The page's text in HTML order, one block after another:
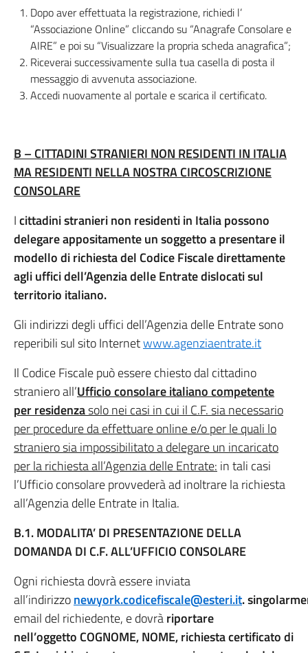
Dopo aver effettuata la registrazione, richiedi l’
“Associazione Online” cliccando su “Anagrafe Consolare e
AIRE” e poi su “Visualizzare la propria scheda anagrafica”;
Riceverai successivamente sulla tua casella di posta il
messaggio di avvenuta associazione.
Accedi nuovamente al portale e scarica il certificato.
B – CITTADINI STRANIERI NON RESIDENTI IN ITALIA
MA RESIDENTI NELLA NOSTRA CIRCOSCRIZIONE
CONSOLARE
Icittadini stranieri non residenti in Italiapossono
delegare appositamente un soggetto a presentare il
modello di richiesta del Codice Fiscale direttamente
agli uffici dell’Agenzia delle Entrate dislocati sul
territorio italiano.
Gli indirizzi degli uffici dell’Agenzia delle Entrate sono
reperibili sul sito Internetwww.agenziaentrate.it
Il Codice Fiscale può essere chiesto dal cittadino
straniero all’Ufficio consolare italiano competente
per residenzasolo nei casi in cui il C.F. sia necessario
per procedure da effettuare online e/o per le quali lo
straniero sia impossibilitato a delegare un incaricato
per la richiesta all’Agenzia delle Entrate: in tali casi
l’Ufficio consolare provvederà ad inoltrare la richiesta
all’Agenzia delle Entrate in Italia.
B.1. MODALITA’ DI PRESENTAZIONE DELLA
DOMANDA DI C.F. ALL’UFFICIO CONSOLARE
Ogni richiesta dovrà essere inviata
all’indirizzonewyork.codicefiscale@esteri.it.
email del richiedente, e dovràriportare
nell’oggetto COGNOME, NOME, richiesta certificato di